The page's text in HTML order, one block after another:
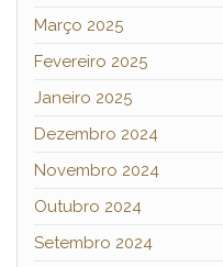
Março 2025
Fevereiro 2025
Janeiro 2025
Dezembro 2024
Novembro 2024
Outubro 2024
Setembro 2024